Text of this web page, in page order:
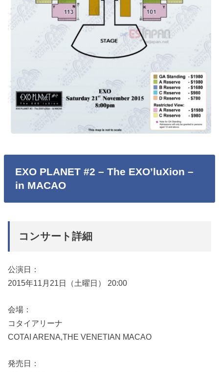
EXO PLANET #2 – The EXO’luXion –
in MACAO
コンサート詳細
公演日：
2015年11月21日（土曜日） 20:00
会場：
コタイアリーナ
COTAI ARENA,THE VENETIAN MACAO
発売日：